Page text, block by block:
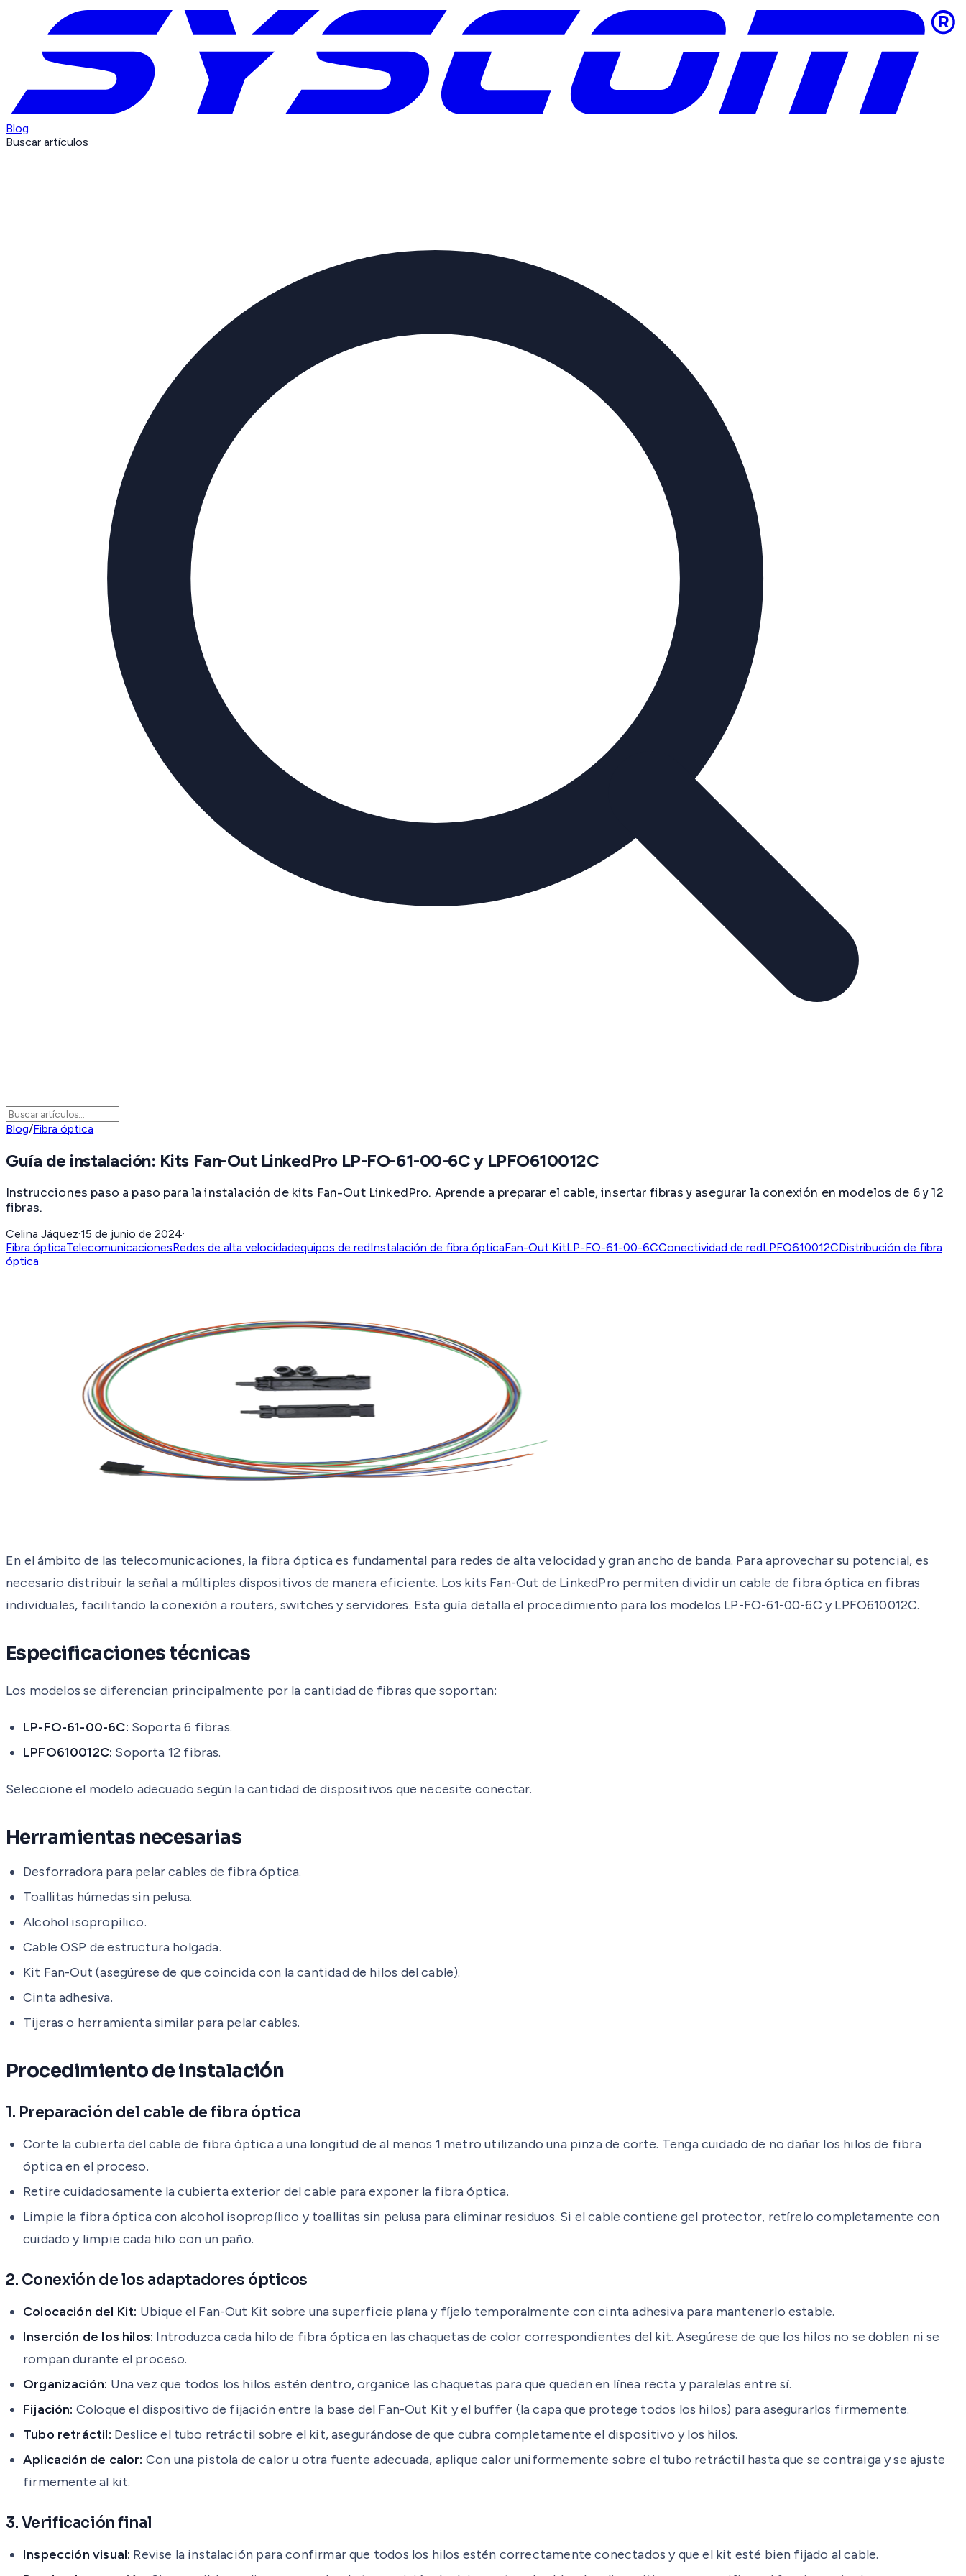
Blog
Buscar artículos
Blog/Fibra óptica
Guía de instalación: Kits Fan-Out LinkedPro LP-FO-61-00-6C y LPFO610012C
Instrucciones paso a paso para la instalación de kits Fan-Out LinkedPro. Aprende a preparar el cable, insertar fibras y asegurar la conexión en modelos de 6 y 12
fibras.
Celina Jáquez·15 de junio de 2024·
Fibra ópticaTelecomunicacionesRedes de alta velocidadequipos de redInstalación de fibra ópticaFan-Out KitLP-FO-61-00-6CConectividad de redLPFO610012CDistribución de fibra
óptica
En el ámbito de las telecomunicaciones, la fibra óptica es fundamental para redes de alta velocidad y gran ancho de banda. Para aprovechar su potencial, es
necesario distribuir la señal a múltiples dispositivos de manera eficiente. Los kits Fan-Out de LinkedPro permiten dividir un cable de fibra óptica en fibras
individuales, facilitando la conexión a routers, switches y servidores. Esta guía detalla el procedimiento para los modelos LP-FO-61-00-6C y LPFO610012C.
Especificaciones técnicas
Los modelos se diferencian principalmente por la cantidad de fibras que soportan:
LP-FO-61-00-6C: Soporta 6 fibras.
LPFO610012C: Soporta 12 fibras.
Seleccione el modelo adecuado según la cantidad de dispositivos que necesite conectar.
Herramientas necesarias
Desforradora para pelar cables de fibra óptica.
Toallitas húmedas sin pelusa.
Alcohol isopropílico.
Cable OSP de estructura holgada.
Kit Fan-Out (asegúrese de que coincida con la cantidad de hilos del cable).
Cinta adhesiva.
Tijeras o herramienta similar para pelar cables.
Procedimiento de instalación
1. Preparación del cable de fibra óptica
Corte la cubierta del cable de fibra óptica a una longitud de al menos 1 metro utilizando una pinza de corte. Tenga cuidado de no dañar los hilos de fibra
óptica en el proceso.
Retire cuidadosamente la cubierta exterior del cable para exponer la fibra óptica.
Limpie la fibra óptica con alcohol isopropílico y toallitas sin pelusa para eliminar residuos. Si el cable contiene gel protector, retírelo completamente con
cuidado y limpie cada hilo con un paño.
2. Conexión de los adaptadores ópticos
Colocación del Kit: Ubique el Fan-Out Kit sobre una superficie plana y fíjelo temporalmente con cinta adhesiva para mantenerlo estable.
Inserción de los hilos: Introduzca cada hilo de fibra óptica en las chaquetas de color correspondientes del kit. Asegúrese de que los hilos no se doblen ni se
rompan durante el proceso.
Organización: Una vez que todos los hilos estén dentro, organice las chaquetas para que queden en línea recta y paralelas entre sí.
Fijación: Coloque el dispositivo de fijación entre la base del Fan-Out Kit y el buffer (la capa que protege todos los hilos) para asegurarlos firmemente.
Tubo retráctil: Deslice el tubo retráctil sobre el kit, asegurándose de que cubra completamente el dispositivo y los hilos.
Aplicación de calor: Con una pistola de calor u otra fuente adecuada, aplique calor uniformemente sobre el tubo retráctil hasta que se contraiga y se ajuste
firmemente al kit.
3. Verificación final
Inspección visual: Revise la instalación para confirmar que todos los hilos estén correctamente conectados y que el kit esté bien fijado al cable.